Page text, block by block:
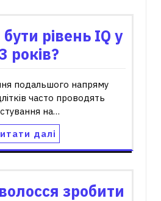
рівень IQ у
років?
подальшого напряму
часто проводять
на…
далі
зробити